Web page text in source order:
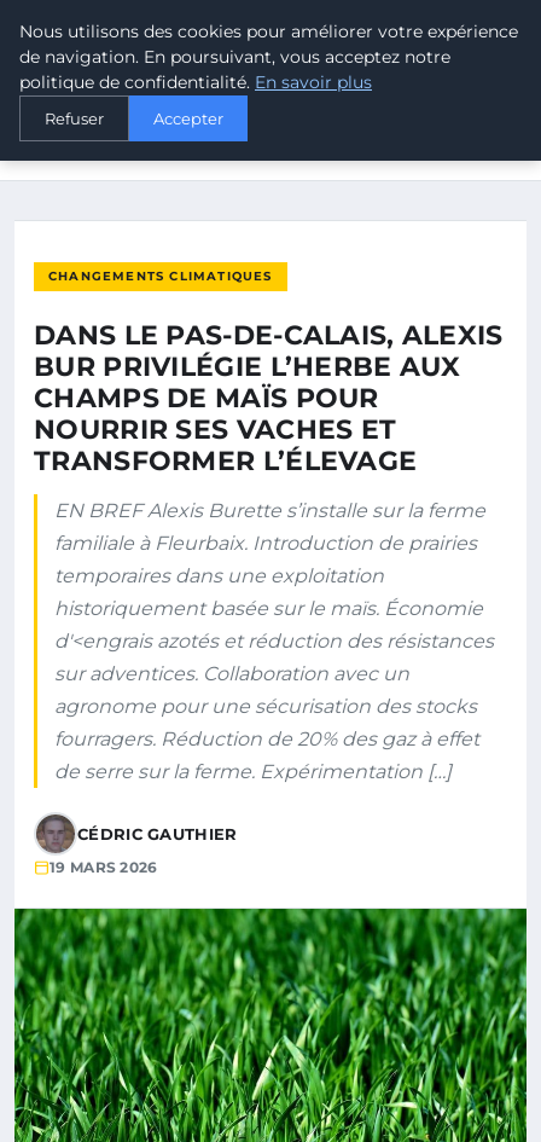
MALTA CLIMATE
ACCUEIL
DANS LE PAS-DE-CALAIS, ALEXIS BUR PRIVILÉGIE L’HERBE
CHANGEMENTS CLIMATIQUES
DANS LE PAS-DE-CALAIS, ALEXIS
BUR PRIVILÉGIE L’HERBE AUX
CHAMPS DE MAÏS POUR
NOURRIR SES VACHES ET
TRANSFORMER L’ÉLEVAGE
EN BREF Alexis Burette s’installe sur la ferme
familiale à Fleurbaix. Introduction de prairies
temporaires dans une exploitation
historiquement basée sur le maïs. Économie
d'<engrais azotés et réduction des résistances
sur adventices. Collaboration avec un
agronome pour une sécurisation des stocks
fourragers. Réduction de 20% des gaz à effet
de serre sur la ferme. Expérimentation […]
CÉDRIC GAUTHIER
19 MARS 2026
Nous utilisons des cookies pour améliorer votre expérience
de navigation. En poursuivant, vous acceptez notre
politique de confidentialité. En savoir plus
Refuser Accepter